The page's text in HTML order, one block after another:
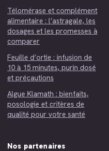
Télomérase et complément
alimentaire : l’astragale, les
dosages et les promesses à
comparer
Feuille d’ortie : infusion de
10 à 15 minutes, purin dosé
et précautions
Algue Klamath : bienfaits,
posologie et critères de
qualité pour votre santé
Nos partenaires